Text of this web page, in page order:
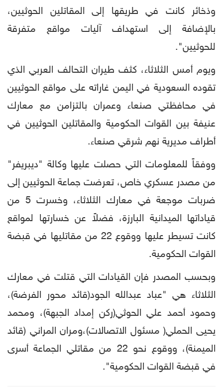
وذخائر كانت في طريقها إلى المقاتلين الحوثيين،
بالإضافة إلى استهداف آليات مواقع متفرقة
للحوثيين".
ويوم أمس الثلاثاء، كثف طيران التحالف العربي الذي
تقوده السعودية في اليمن غاراته على مواقع الحوثيين
في محافظتي صنعاء وعمران بالتزامن مع معارك
عنيفة بين القوات الحكومية والمقاتلين الحوثيين في
أطراف مديرية نهم شرقي صنعاء.
ووفقاً للمعلومات التي حصلت عليها وكالة "ديبريفر"
من مصدر عسكري خاص، تعرضت جماعة الحوثيين إلى
ضربات موجعة في معارك الثلاثاء، وخسرت 5 من
قياداتها الميدانية البارزة، فضلاً عن خسارتها لمواقع
كانت تسيطر عليها ووقوع 22 من مقاتليها في قبضة
القوات الحكومية.
وبحسب المصدر فإن القيادات التي قتلت في معارك
الثلاثاء هي "عباد عبدالله الجود(قائد محور الفرضة)،
وحمود أحمد علي الحوثي(ركن إمداد الجبهة)، ومحمد
يحيى الحملي( مسئول الاتصالات)،ومران المراني (قائد
الميمنة)، ووقوع نحو 22 من مقاتلي الجماعة أسرى
في قبضة القوات الحكومية".